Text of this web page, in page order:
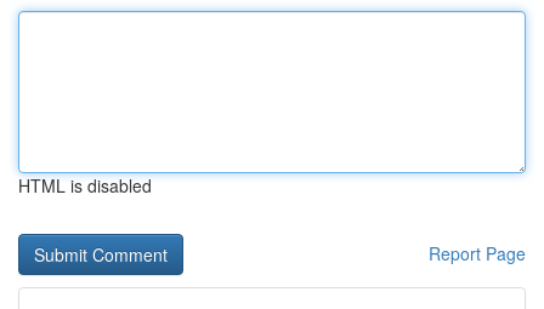
HTML is disabled
Report Page